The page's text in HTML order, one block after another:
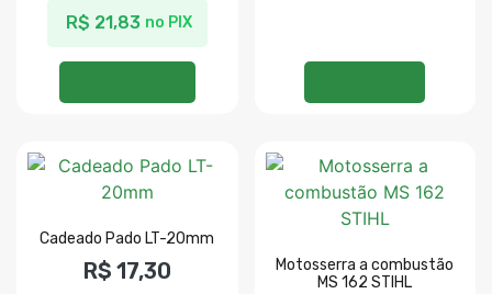
R$ 21,83 no PIX
Cadeado Pado LT-20mm
R$ 17,30
Motosserra a combustão
MS 162 STIHL